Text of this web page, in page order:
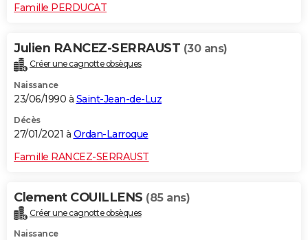
Famille PERDUCAT
Julien RANCEZ-SERRAUST (30 ans)
Créer une cagnotte obsèques
Naissance
23/06/1990 à Saint-Jean-de-Luz
Décès
27/01/2021 à Ordan-Larroque
Famille RANCEZ-SERRAUST
Clement COUILLENS (85 ans)
Créer une cagnotte obsèques
Naissance